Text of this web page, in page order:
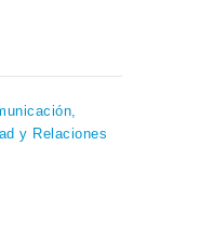
y Relaciones